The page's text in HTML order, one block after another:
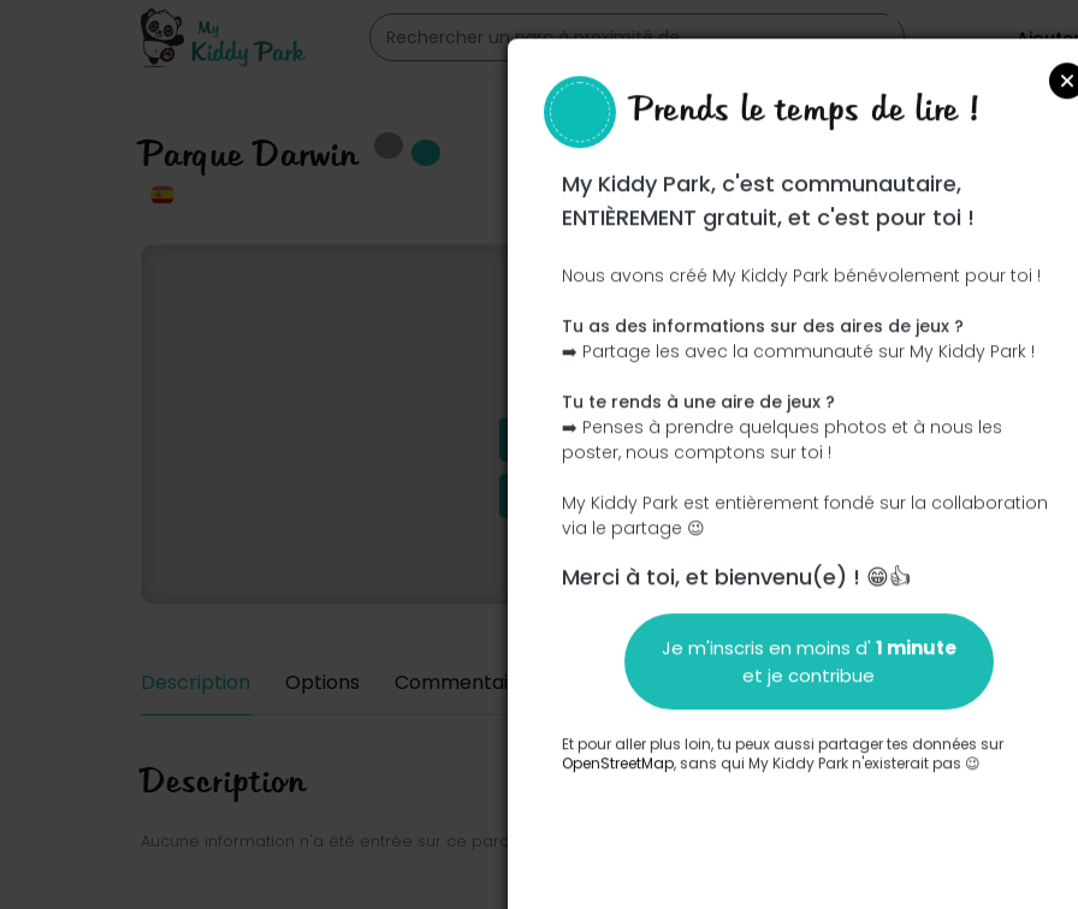
Parque Darwin
Ce parc n'a pas encore été visité ! À toi de jouer !
J'ajoute le nom J'ajoute des photos
J'ajoute une description J'ajoute les équipements
Description Options Commentaires Ajouter un commentaire
Description
Aucune information n'a été entrée sur ce parc.
Prends le temps de lire !
My Kiddy Park, c'est communautaire,
ENTIÈREMENT gratuit, et c'est pour toi !
Nous avons créé My Kiddy Park bénévolement pour toi !
Tu as des informations sur des aires de jeux ?
➡️ Partage les avec la communauté sur My Kiddy Park !
Tu te rends à une aire de jeux ?
➡️ Penses à prendre quelques photos et à nous les
poster, nous comptons sur toi !
My Kiddy Park est entièrement fondé sur la collaboration
via le partage 😉
Merci à toi, et bienvenu(e) ! 😁👍
Je m'inscris en moins d'1 minute
et je contribue
Et pour aller plus loin, tu peux aussi partager tes données sur
OpenStreetMap, sans qui My Kiddy Park n'existerait pas 😉